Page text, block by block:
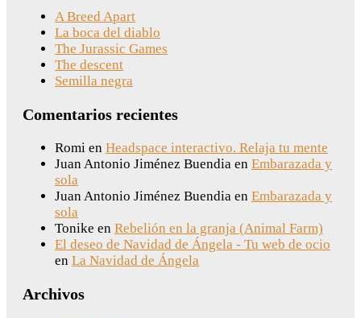
A Breed Apart
La boca del diablo
The Jurassic Games
The descent
Semilla negra
Comentarios recientes
Romi en Headspace interactivo. Relaja tu mente
Juan Antonio Jiménez Buendia en Embarazada y
sola
Juan Antonio Jiménez Buendia en Embarazada y
sola
Tonike en Rebelión en la granja (Animal Farm)
El deseo de Navidad de Ángela - Tu web de ocio
en La Navidad de Ángela
Archivos